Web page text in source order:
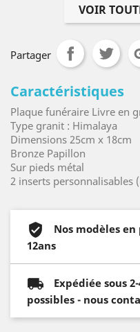
VOIR
Partager
Caractéristiques
Plaque funéraire Livre en
Type granit : Himalaya
Dimensions 25cm x 18cm
Bronze Papillon
Sur pieds métal
2 inserts personnalisables
Nos modèles
12ans
Expédiée sous
possibles - nous